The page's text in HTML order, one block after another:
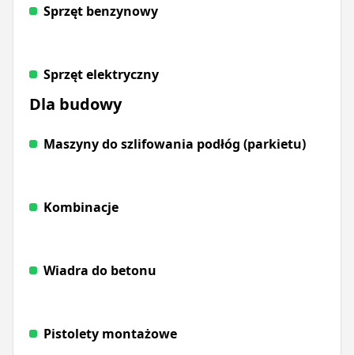
Sprzęt benzynowy
Sprzęt elektryczny
Dla budowy
Maszyny do szlifowania podłóg (parkietu)
Kombinacje
Wiadra do betonu
Pistolety montażowe